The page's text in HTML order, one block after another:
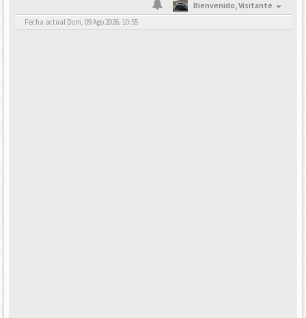
Bienvenido,Visitante
Fecha actual Dom, 09 Ago 2026, 10:55